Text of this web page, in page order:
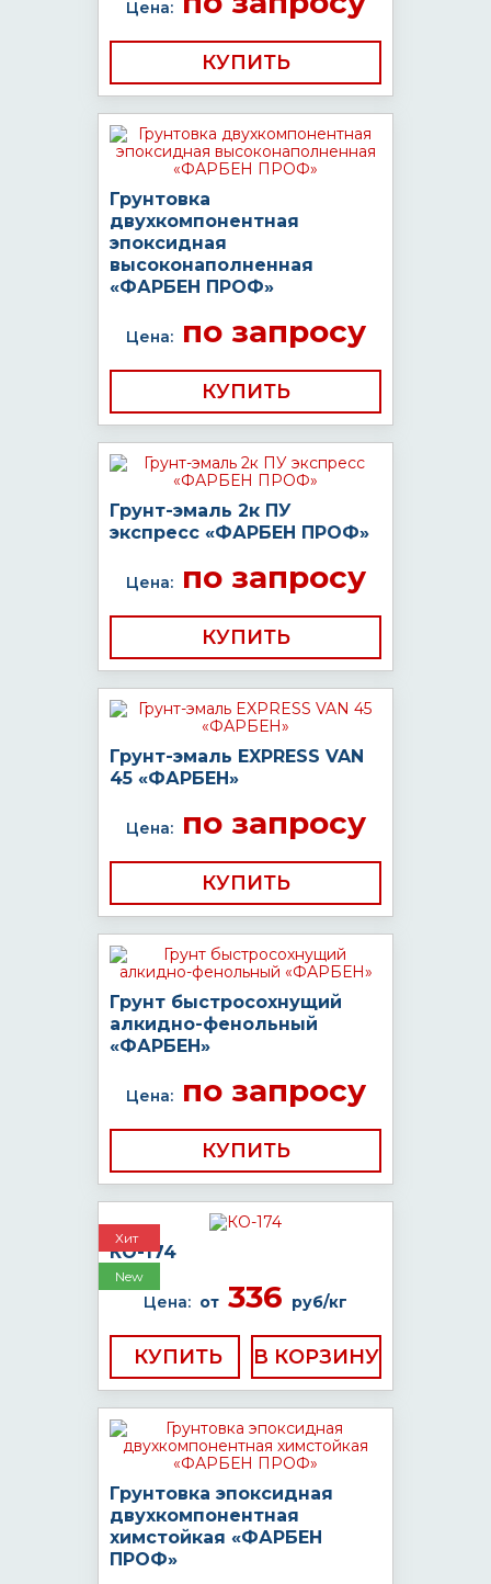
Цена:
КУПИТЬ
Грунтовка
двухкомпонентная
эпоксидная
высоконаполненная
«ФАРБЕН ПРОФ»
Цена:по запросу
КУПИТЬ
Грунт-эмаль 2к ПУ
экспресс «ФАРБЕН ПРОФ»
Цена:по запросу
КУПИТЬ
Грунт-эмаль EXPRESS VAN
45 «ФАРБЕН»
Цена:по запросу
КУПИТЬ
Грунт быстросохнущий
алкидно-фенольный
«ФАРБЕН»
Цена:по запросу
КУПИТЬ
Хит
New
КО-174
Цена: от 336 руб/кг
КУПИТЬ
Грунтовка эпоксидная
двухкомпонентная
химстойкая «ФАРБЕН
ПРОФ»